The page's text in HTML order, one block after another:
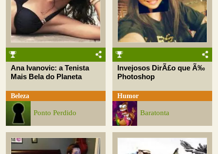
Ana Ivanovic: a Tenista
Mais Bela do Planeta
Beleza
Ponto Perdido
Invejosos DirÃ£o que Ã‰
Photoshop
Humor
Baratonta